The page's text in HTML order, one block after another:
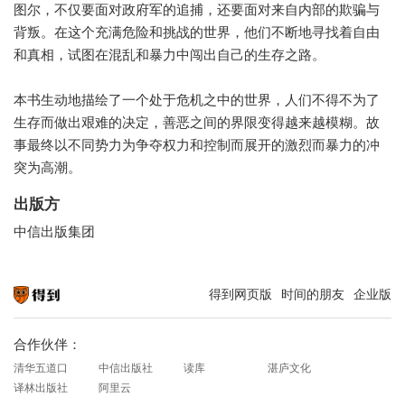
图尔，不仅要面对政府军的追捕，还要面对来自内部的欺骗与
背叛。在这个充满危险和挑战的世界，他们不断地寻找着自由
和真相，试图在混乱和暴力中闯出自己的生存之路。
本书生动地描绘了一个处于危机之中的世界，人们不得不为了
生存而做出艰难的决定，善恶之间的界限变得越来越模糊。故
事最终以不同势力为争夺权力和控制而展开的激烈而暴力的冲
突为高潮。
出版方
中信出版集团
得到网页版 时间的朋友 企业版
合作伙伴：
清华五道口 中信出版社 读库
湛庐文化
译林出版社
阿里云